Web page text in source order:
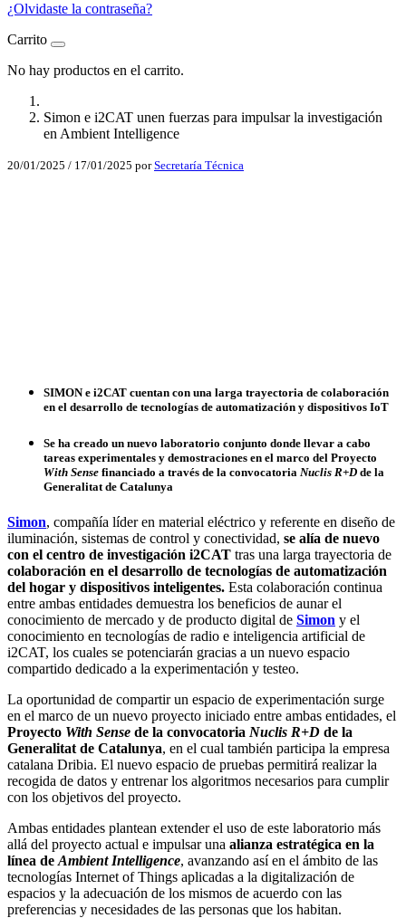
¿Olvidaste la contraseña?
Carrito
No hay productos en el carrito.
Simon e i2CAT unen fuerzas para impulsar la investigación
en Ambient Intelligence
20/01/2025 / 17/01/2025 porSecretaría Técnica
SIMON e i2CAT cuentan con una larga trayectoria de colaboración
en el desarrollo de tecnologías de automatización y dispositivos IoT
Se ha creado un nuevo laboratorio conjunto donde llevar a cabo
tareas experimentales y demostraciones en el marco del Proyecto
With Sense financiado a través de la convocatoria Nuclis R+D de la
Generalitat de Catalunya
Simon, compañía líder en material eléctrico y referente en diseño de
iluminación, sistemas de control y conectividad, se alía de nuevo
con el centro de investigación i2CAT tras una larga trayectoria de
colaboración en el desarrollo de tecnologías de automatización
del hogar y dispositivos inteligentes. Esta colaboración continua
entre ambas entidades demuestra los beneficios de aunar el
conocimiento de mercado y de producto digital de Simon y el
conocimiento en tecnologías de radio e inteligencia artificial de
i2CAT, los cuales se potenciarán gracias a un nuevo espacio
compartido dedicado a la experimentación y testeo.
La oportunidad de compartir un espacio de experimentación surge
en el marco de un nuevo proyecto iniciado entre ambas entidades, el
Proyecto With Sense de la convocatoria Nuclis R+D de la
Generalitat de Catalunya, en el cual también participa la empresa
catalana Dribia. El nuevo espacio de pruebas permitirá realizar la
recogida de datos y entrenar los algoritmos necesarios para cumplir
con los objetivos del proyecto.
Ambas entidades plantean extender el uso de este laboratorio más
allá del proyecto actual e impulsar una alianza estratégica en la
línea de Ambient Intelligence, avanzando así en el ámbito de las
tecnologías Internet of Things aplicadas a la digitalización de
espacios y la adecuación de los mismos de acuerdo con las
preferencias y necesidades de las personas que los habitan.